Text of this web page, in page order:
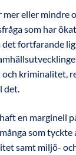
eller mindre
som har
det fortfarande
kriminalitet,
det.
en marginell
som
samt miljö-